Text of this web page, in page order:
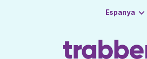
Espanya